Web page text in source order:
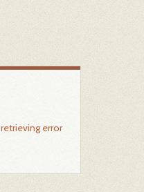
retrieving error